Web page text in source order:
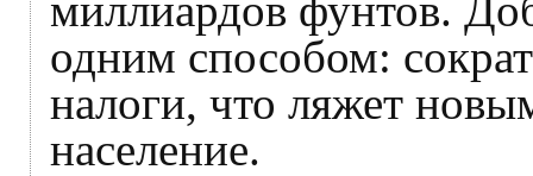
одним способом:
налоги, что ляжет
население.